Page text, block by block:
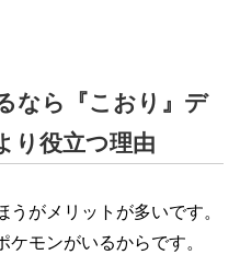
なら『こおり』デ
り役立つ理由
がメリットが多いです。
モンがいるからです。